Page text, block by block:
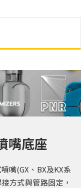
嘴底座
嘴(GX、BX及KX系
⽅式與管路固定，